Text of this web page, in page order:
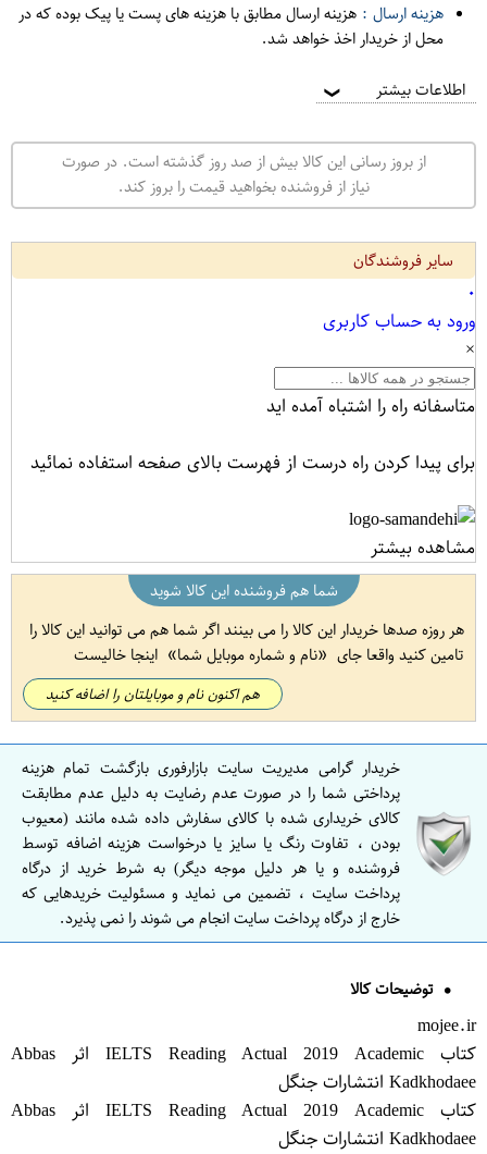
هزینه ارسال : هزینه ارسال مطابق با هزینه های پست یا پیک بوده که در
محل از خریدار اخذ خواهد شد.
اطلاعات بیشتر ❯
از بروز رسانی این کالا بیش از صد روز گذشته است. در صورت
نیاز از فروشنده بخواهید قیمت را بروز کند.
سایر فروشندگان
۰
ورود به حساب کاربری
×
متاسفانه راه را اشتباه آمده اید
برای پیدا کردن راه درست از فهرست بالای صفحه استفاده نمائید
مشاهده بیشتر
شما هم فروشنده این کالا شوید
هر روزه صدها خریدار این کالا را می بینند اگر شما هم می توانید این کالا را
تامین کنید واقعا جای
نام و شماره موبایل شما اینجا خالیست
هم اکنون نام و موبایلتان را اضافه کنید
خریدار گرامی مدیریت سایت بازارفوری بازگشت تمام هزینه
پرداختی شما را در صورت عدم رضایت به دلیل عدم مطابقت
کالای خریداری شده با کالای سفارش داده شده مانند (معیوب
بودن ، تفاوت رنگ یا سایز یا درخواست هزینه اضافه توسط
فروشنده و یا هر دلیل موجه دیگر) به شرط خرید از درگاه
پرداخت سایت ، تضمین می نماید و مسئولیت خریدهایی که
خارج از درگاه پرداخت سایت انجام می شوند را نمی پذیرد.
توضیحات کالا
mojee.ir
کتاب IELTS Reading Actual 2019 Academic اثر Abbas
Kadkhodaee انتشارات جنگل
کتاب IELTS Reading Actual 2019 Academic اثر Abbas
Kadkhodaee انتشارات جنگل